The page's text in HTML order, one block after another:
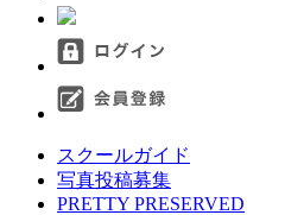
スクールガイド
写真投稿募集
PRETTY PRESERVED